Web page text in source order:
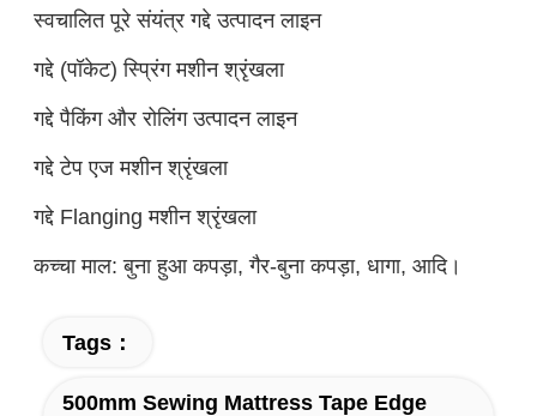
स्वचालित पूरे संयंत्र गद्दे उत्पादन लाइन
गद्दे (पॉकेट) स्प्रिंग मशीन श्रृंखला
गद्दे पैकिंग और रोलिंग उत्पादन लाइन
गद्दे टेप एज मशीन श्रृंखला
गद्दे Flanging मशीन श्रृंखला
कच्चा माल: बुना हुआ कपड़ा, गैर-बुना कपड़ा, धागा, आदि।
Tags：
500mm Sewing Mattress Tape Edge